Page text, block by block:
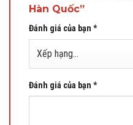
Hàn Quốc”
Đánh giá của bạn *
Đánh giá của bạn *